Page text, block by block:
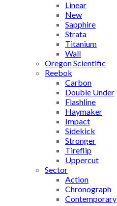
Linear
New
Sapphire
Strata
Titanium
Wall
Oregon Scientific
Reebok
Carbon
Double Under
Flashline
Haymaker
Impact
Sidekick
Stronger
Tireflip
Uppercut
Sector
Action
Chronograph
Contemporary